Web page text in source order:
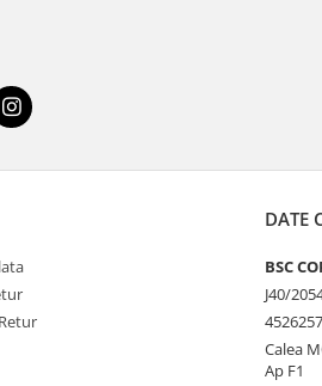
DATE
BSC
J40/
Calea
Ap F1